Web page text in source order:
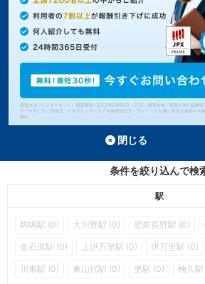
伊万里の顧問税理士事務所の検索結果です。
条件を絞り込んで検
駅
駒鳴駅 (0) 大川野駅 (0) 肥前長野駅 (0)
金石原駅 (0) 上伊万里駅 (0) 伊万里駅 (0)
川東駅 (0) 東山代駅 (0) 里駅 (0) 楠久
閉じる